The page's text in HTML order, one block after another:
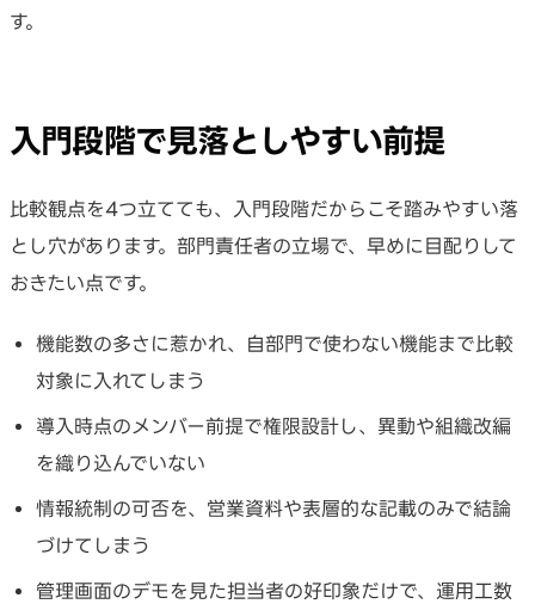
す。
入門段階で見落としやすい前提
比較観点を4つ立てても、入門段階だからこそ踏みやすい落
とし穴があります。部門責任者の立場で、早めに目配りして
おきたい点です。
機能数の多さに惹かれ、自部門で使わない機能まで比較
対象に入れてしまう
導入時点のメンバー前提で権限設計し、異動や組織改編
を織り込んでいない
情報統制の可否を、営業資料や表層的な記載のみで結論
づけてしまう
管理画面のデモを見た担当者の好印象だけで、運用工数